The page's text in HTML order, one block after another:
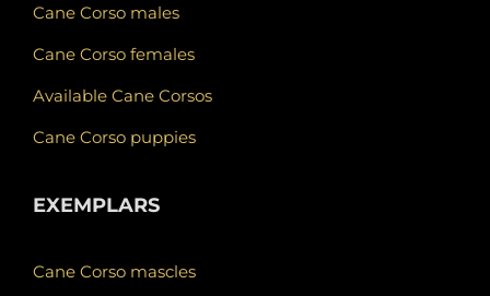
Cane Corso males
Cane Corso females
Available Cane Corsos
Cane Corso puppies
EXEMPLARS
Cane Corso mascles